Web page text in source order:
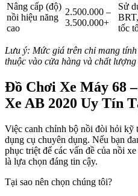
Nâng cấp (độ)
nồi hiệu năng
cao
2.500.000 –
3.500.000+
Sử
tốc
Lưu ý: Mức giá trên chỉ mang
thuộc vào cửa hàng và chất
Đồ Chơi Xe Máy 68
Xe AB 2020 Uy Tín
Việc canh chỉnh bộ nồi đòi hỏi kỹ
dụng cụ chuyên dụng. Nếu bạn
phục triệt để các vấn đề của nồi
là lựa chọn đáng tin cậy.
Tại sao nên chọn chúng tôi?